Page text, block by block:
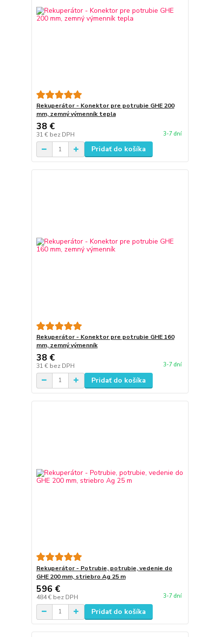
Rekuperátor - Konektor pre potrubie GHE 200
mm, zemný výmenník tepla
38 €
31 € bez DPH 3-7 dní
Pridať do košíka
Rekuperátor - Konektor pre potrubie GHE 160
mm, zemný výmenník
38 €
31 € bez DPH 3-7 dní
Pridať do košíka
Rekuperátor - Potrubie, potrubie, vedenie do
GHE 200 mm, striebro Ag 25 m
596 €
484 € bez DPH 3-7 dní
Pridať do košíka